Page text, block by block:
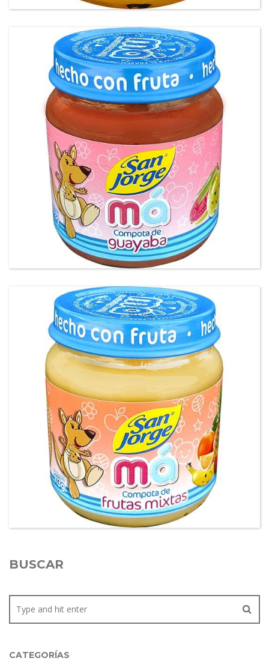
Compota Guayaba San Jorge® má®
Compota fruta mixtas San Jorge® má®
BUSCAR
CATEGORÍAS